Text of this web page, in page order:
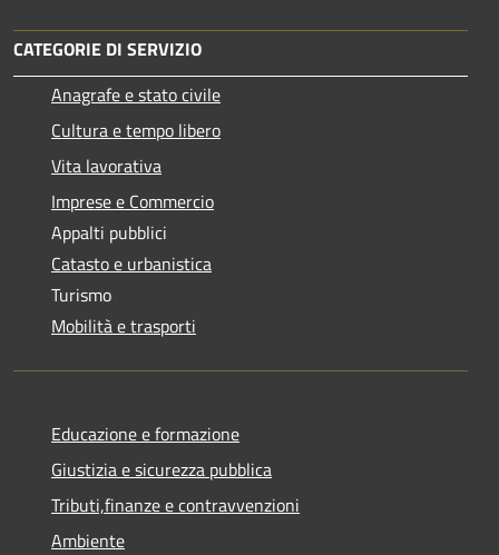
CATEGORIE DI SERVIZIO
Anagrafe e stato civile
Cultura e tempo libero
Vita lavorativa
Imprese e Commercio
Appalti pubblici
Catasto e urbanistica
Turismo
Mobilità e trasporti
Educazione e formazione
Giustizia e sicurezza pubblica
Tributi,finanze e contravvenzioni
Ambiente